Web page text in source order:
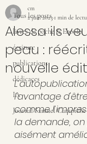
Tous les posts
livres de poche & Ebooks
écriture
publications
dédicaces
IA
Journal Samuel
Alessa ils
peau :
nouvelle
cm
2 juin 2023 1 min de
l'avantage
comme
la demande,
aisément